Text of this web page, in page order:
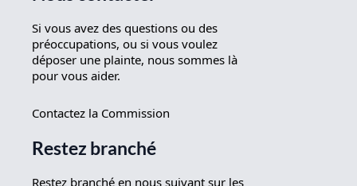
Si vous avez des questions ou des
préoccupations, ou si vous voulez
déposer une plainte, nous sommes là
pour vous aider.
Contactez la Commission
Restez branché
Restez branché en nous suivant sur les